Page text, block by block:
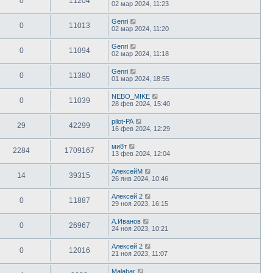
02 мар 2024, 11:23
0 11013
Genri
02 мар 2024, 11:20
0 11094
Genri
02 мар 2024, 11:18
0 11380
Genri
01 мар 2024, 18:55
0 11039
NEBO_MIKE
28 фев 2024, 15:40
29 42299
pilot-PA
16 фев 2024, 12:29
2284 1709167
ми8т
13 фев 2024, 12:04
14 39315
АлексейМ
26 янв 2024, 10:46
0 11887
Алексей 2
29 ноя 2023, 16:15
0 26967
А.Иванов
24 ноя 2023, 10:21
0 12016
Алексей 2
21 ноя 2023, 11:07
Malabar